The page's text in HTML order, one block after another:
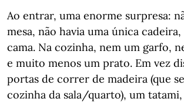
Ao entrar, uma enorme surpresa:
mesa, não havia uma única
cama. Na cozinha, nem um garfo,
e muito menos um prato. Em vez
portas de correr de madeira (que
cozinha da sala/quarto), um